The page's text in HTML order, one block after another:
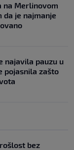
na Merlinovom
da je najmanje
najavila pauzu u
pojasnila zašto
bez